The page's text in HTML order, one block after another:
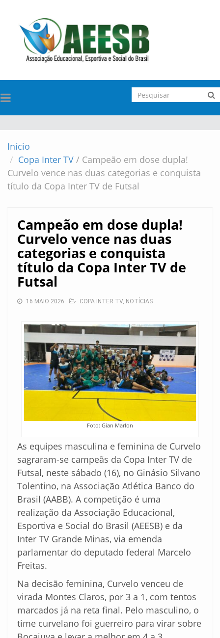
TOGGLE
NAVIGATION
Início
Copa Inter TV / Campeão em dose dupla!
Curvelo vence nas duas categorias e conquista
título da Copa Inter TV de Futsal
Campeão em dose dupla!
Curvelo vence nas duas
categorias e conquista
título da Copa Inter TV de
Futsal
16 MAIO 2026 COPA INTER TV, NOTÍCIAS
Foto: Gian Marlon
As equipes masculina e feminina de Curvelo
sagraram-se campeãs da Copa Inter TV de
Futsal, neste sábado (16), no Ginásio Silvano
Tolentino, na Associação Atlética Banco do
Brasil (AABB). A competição é uma
realização da Associação Educacional,
Esportiva e Social do Brasil (AEESB) e da
Inter TV Grande Minas, via emenda
parlamentar do deputado federal Marcelo
Freitas.
Na decisão feminina, Curvelo venceu de
virada Montes Claros, por 3 a 1, com tentos
marcados já na reta final. Pelo masculino, o
time curvelano foi guerreiro para virar sobre